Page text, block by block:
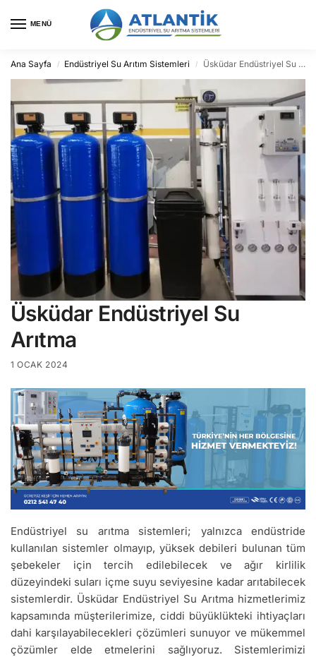
MENÜ
Ana Sayfa / Endüstriyel Su Arıtım Sistemleri / Üsküdar Endüstriyel Su Arıtma
Üsküdar Endüstriyel Su
Arıtma
1 OCAK 2024
Endüstriyel su arıtma sistemleri; yalnızca endüstride
kullanılan sistemler olmayıp, yüksek debileri bulunan tüm
şebekeler için tercih edilebilecek ve ağır kirlilik
düzeyindeki suları içme suyu seviyesine kadar arıtabilecek
sistemlerdir. Üsküdar Endüstriyel Su Arıtma hizmetlerimiz
kapsamında müşterilerimize, ciddi büyüklükteki ihtiyaçları
dahi karşılayabilecekleri çözümleri sunuyor ve mükemmel
çözümler elde etmelerini sağlıyoruz. Sistemlerimizi